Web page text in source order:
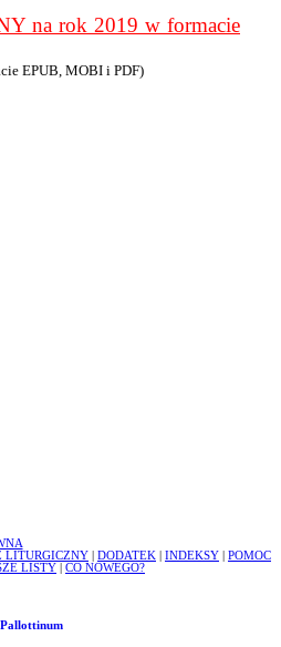
na rok 2019 w formacie
EPUB, MOBI i PDF)
LITURGICZNY DODATEK INDEKSY
POMOC
LISTY CO NOWEGO?